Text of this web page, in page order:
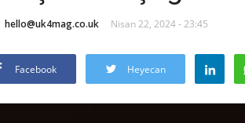
hello@uk4mag.co.uk Nisan 22, 2024 - 23:45
Facebook Heyecan